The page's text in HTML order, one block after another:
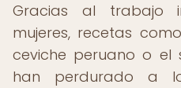
Gracias al trabajo
mujeres, recetas
ceviche peruano o el
han perdurado a